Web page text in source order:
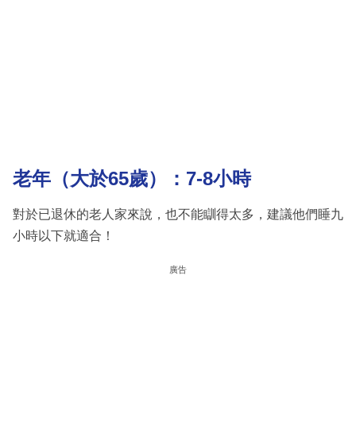
老年（大於65歲）：7-8小時
對於已退休的老人家來說，也不能瞓得太多，建議他們睡九
小時以下就適合！
廣告